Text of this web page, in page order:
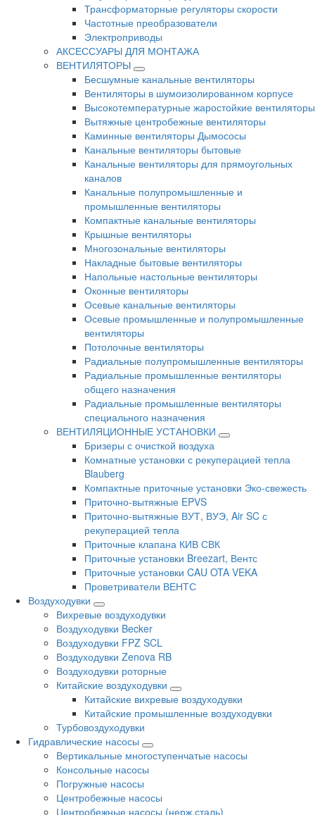
Трансформаторные регуляторы скорости
Частотные преобразователи
Электроприводы
АКСЕССУАРЫ ДЛЯ МОНТАЖА
ВЕНТИЛЯТОРЫ
Бесшумные канальные вентиляторы
Вентиляторы в шумоизолированном корпусе
Высокотемпературные жаростойкие вентиляторы
Вытяжные центробежные вентиляторы
Каминные вентиляторы Дымососы
Канальные вентиляторы бытовые
Канальные вентиляторы для прямоугольных
каналов
Канальные полупромышленные и
промышленные вентиляторы
Компактные канальные вентиляторы
Крышные вентиляторы
Многозональные вентиляторы
Накладные бытовые вентиляторы
Напольные настольные вентиляторы
Оконные вентиляторы
Осевые канальные вентиляторы
Осевые промышленные и полупромышленные
вентиляторы
Потолочные вентиляторы
Радиальные полупромышленные вентиляторы
Радиальные промышленные вентиляторы
общего назначения
Радиальные промышленные вентиляторы
специального назначения
ВЕНТИЛЯЦИОННЫЕ УСТАНОВКИ
Бризеры с очисткой воздуха
Комнатные установки с рекуперацией тепла
Blauberg
Компактные приточные установки Эко-свежесть
Приточно-вытяжные EPVS
Приточно-вытяжные ВУТ, ВУЭ, Air SC с
рекуперацией тепла
Приточные клапана КИВ СВК
Приточные установки Breezart, Вентс
Приточные установки CAU OTA VEKA
Проветриватели ВЕНТС
Воздуходувки
Вихревые воздуходувки
Воздуходувки Becker
Воздуходувки FPZ SCL
Воздуходувки Zenova RB
Воздуходувки роторные
Китайские воздуходувки
Китайские вихревые воздуходувки
Китайские промышленные воздуходувки
Турбовоздуходувки
Гидравлические насосы
Вертикальные многоступенчатые насосы
Консольные насосы
Погружные насосы
Центробежные насосы
Центробежные насосы (нерж.сталь)